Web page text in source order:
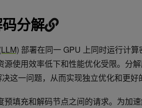
分解
部署在同一 GPU 上同时运行计
源使用效率低下和性能优化受限。分
这一问题，从而实现独立优化和更好
填充和解码节点之间的请求。为加速